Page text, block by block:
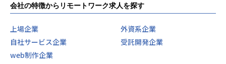
会社の特徴からリモートワーク求人を探す
上場企業
外資系企業
自社サービス企業
受託開発企業
web制作企業